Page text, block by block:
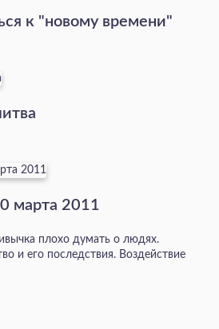
к "новому времени"
марта 2011
плохо думать о людях.
и его последствия. Воздействие